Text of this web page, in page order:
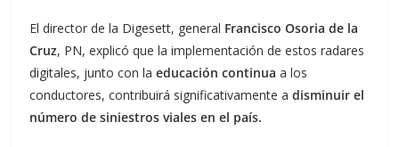
El director de la Digesett, general Francisco Osoria de la
Cruz, PN, explicó que la implementación de estos radares
digitales, junto con laeducación continua a los
conductores, contribuirá significativamente adisminuir el
número de siniestros viales en el país.